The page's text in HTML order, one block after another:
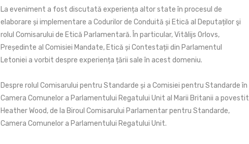
La eveniment a fost discutată experiența altor state în procesul de
elaborare și implementare a Codurilor de Conduită și Etică al Deputaților şi
rolul Comisarului de Etică Parlamentară. În particular, Vitālijs Orlovs,
Președinte al Comisiei Mandate, Etică și Contestații din Parlamentul
Letoniei a vorbit despre experiența țării sale în acest domeniu.
Despre rolul Comisarului pentru Standarde și a Comisiei pentru Standarde în
Camera Comunelor a Parlamentului Regatului Unit al Marii Britanii a povestit
Heather Wood, de la Biroul Comisarului Parlamentar pentru Standarde,
Camera Comunelor a Parlamentului Regatului Unit.